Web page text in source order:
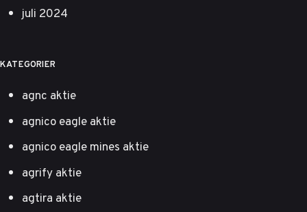
juli 2024
KATEGORIER
agnc aktie
agnico eagle aktie
agnico eagle mines aktie
agrify aktie
agtira aktie